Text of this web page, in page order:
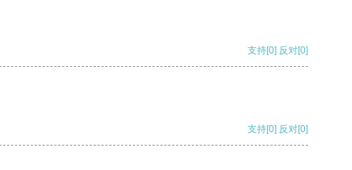
支持[0] 反对[0]
支持[0] 反对[0]